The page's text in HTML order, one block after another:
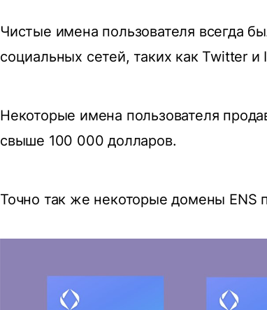
Чистые имена пользователя всегда
социальных сетей, таких как Twitter и
Некоторые имена пользователя
свыше 100 000 долларов.
Точно так же некоторые домены ENS